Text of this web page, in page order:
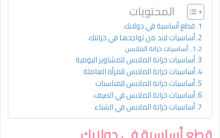
المحتويات
قطع أساسية في دولابك
أساسيات لابد من تواجدها في خزانتك
أساسيات خزانة الملابس
أساسيات خزانة الملابس للمشاوير اليومية
أساسيات خزانة الملابس للمرأة العاملة
أساسيات خزانة الملابس للمناسبات
أساسيات خزانة الملابس في الصيف
أساسيات خزانة الملابس في الشتاء